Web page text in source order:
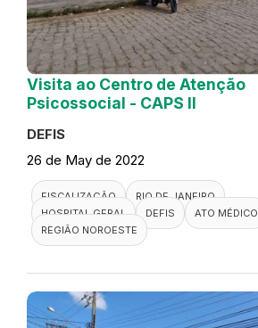
Visita ao Centro de Atenção
Psicossocial - CAPS II
DEFIS
26 de May de 2022
FISCALIZAÇÃO
RIO DE JANEIRO
HOSPITAL GERAL
DEFIS
ATO MÉDICO
REGIÃO NOROESTE